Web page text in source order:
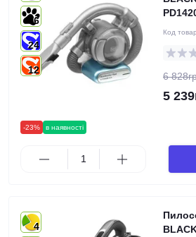
-23% в наявності
6
24
12
Код
6
5
4